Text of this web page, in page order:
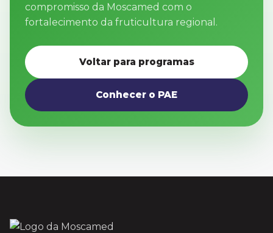
compromisso da Moscamed com o
fortalecimento da fruticultura regional.
Voltar para programas
Conhecer o PAE